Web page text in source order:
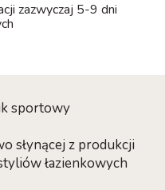
zazwyczaj 5-9 dni
sportowy
słynącej z produkcji
łazienkowych